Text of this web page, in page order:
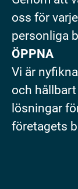
oss för
personliga
ÖPPNA
Vi är
och
lösningar
företagets